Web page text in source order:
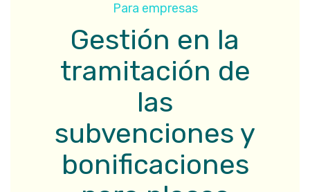
Para empresas
Gestión en la
tramitación de
las
subvenciones y
bonificaciones